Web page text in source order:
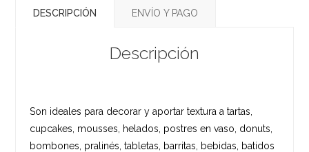
DESCRIPCIÓN ENVÍO Y PAGO
Descripción
Son ideales para decorar y aportar textura a tartas,
cupcakes, mousses, helados, postres en vaso, donuts,
bombones, pralinés, tabletas, barritas, bebidas, batidos